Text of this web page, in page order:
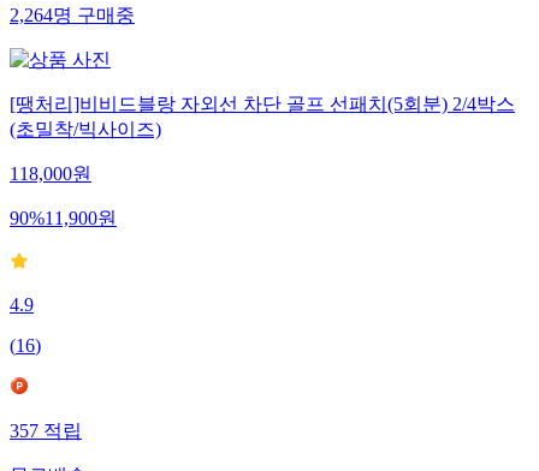
2,264명구매중
[땡처리]비비드블랑 자외선 차단 골프 선패치(5회분) 2/4박스
(초밀착/빅사이즈)
118,000원
90%11,900원
4.9
(16)
357적립